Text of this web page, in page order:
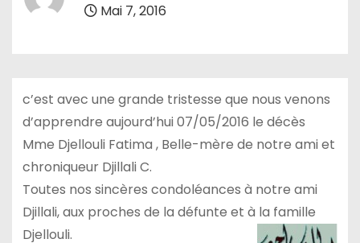
Mai 7, 2016
c’est avec une grande tristesse que nous venons
d’apprendre aujourd’hui 07/05/2016 le décès
Mme Djellouli Fatima , Belle-mère de notre ami et
chroniqueur Djillali C.
Toutes nos sincères condoléances à notre ami
Djillali, aux proches de la défunte et à la famille
Djellouli.